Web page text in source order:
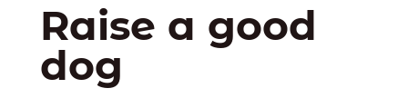
Raise a good
dog